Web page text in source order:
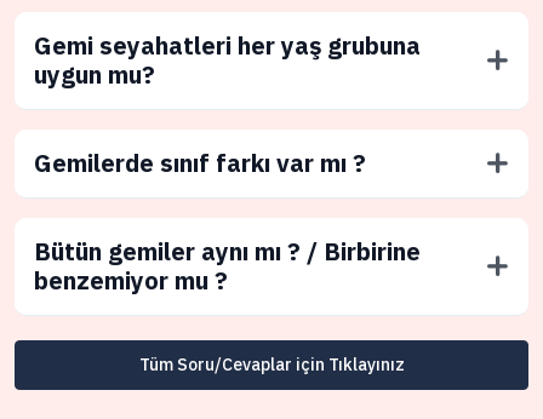
Gemi seyahatleri her yaş grubuna
uygun mu?
Gemilerde sınıf farkı var mı ?
Bütün gemiler aynı mı ? / Birbirine
benzemiyor mu ?
Tüm Soru/Cevaplar için Tıklayınız